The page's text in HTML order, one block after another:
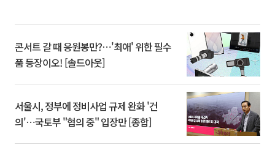
콘서트 갈 때 응원봉만?⋯'최애' 위한 필수
품 등장이오! [솔드아웃]
서울시, 정부에 정비사업 규제 완화 '건
의'⋯국토부 "협의 중" 입장만 [종합]